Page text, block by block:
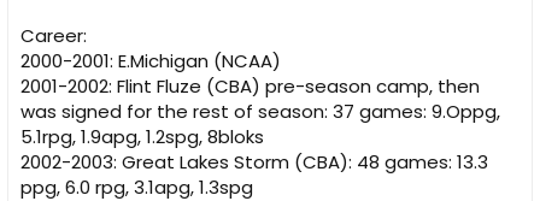
Career:
2000-2001: E.Michigan (NCAA)
2001-2002: Flint Fluze (CBA) pre-season camp, then
was signed for the rest of season: 37 games: 9.Oppg,
5.1rpg, 1.9apg, 1.2spg, 8bloks
2002-2003: Great Lakes Storm (CBA): 48 games: 13.3
ppg, 6.0 rpg, 3.1apg, 1.3spg